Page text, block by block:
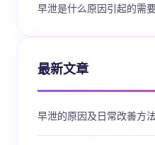
早泄是什么原因引起的需
最新文章
早泄的原因及日常改善方